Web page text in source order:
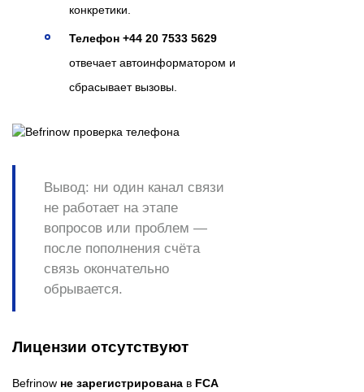
конкретики.
Телефон +44 20 7533 5629
отвечает автоинформатором и
сбрасывает вызовы.
Вывод: ни один канал связи
не работает на этапе
вопросов или проблем —
после пополнения счёта
связь окончательно
обрывается.
Лицензии отсутствуют
Befrinow не зарегистрирована в FCA